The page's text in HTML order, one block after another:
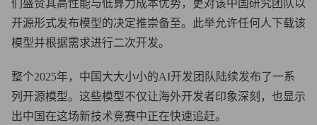
们盛赞其高性能与低算力成本优势，更对该中国研究团队以
开源形式发布模型的决定推崇备至。此举允许任何人下载该
模型并根据需求进行二次开发。
整个2025年，中国大大小小的AI开发团队陆续发布了一系
列开源模型。这些模型不仅让海外开发者印象深刻，也显示
出中国在这场新技术竞赛中正在快速追赶。